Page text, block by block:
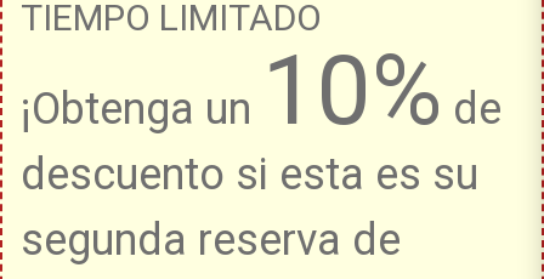
TIEMPO LIMITADO
¡Obtenga un 10% de
descuento si esta es su
segunda reserva de